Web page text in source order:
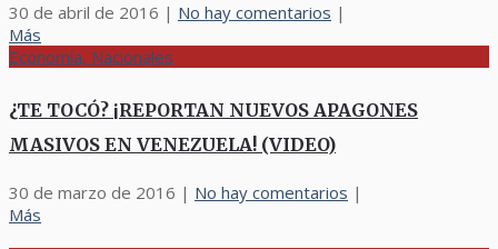
30 de abril de 2016 | No hay comentarios |
Más
Economía, Nacionales
¿TE TOCÓ? ¡REPORTAN NUEVOS APAGONES
MASIVOS EN VENEZUELA! (VIDEO)
30 de marzo de 2016 | No hay comentarios |
Más